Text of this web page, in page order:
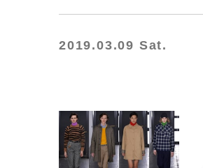
2019.03.09 Sat.